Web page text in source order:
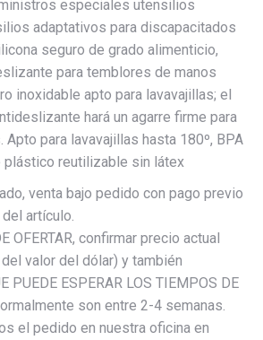
especiales utensilios
adaptativos para discapacitados
seguro de grado alimenticio,
para temblores de manos
inoxidable apto para lavavajillas; el
hará un agarre firme para
para lavavajillas hasta 180º, BPA
reutilizable sin látex
venta bajo pedido con pago previo
artículo.
OFERTAR, confirmar precio actual
valor del dólar) y también
PUEDE ESPERAR LOS TIEMPOS DE
son entre 2-4 semanas.
el pedido en nuestra oficina en